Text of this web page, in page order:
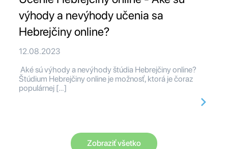
výhody a nevýhody učenia sa
Hebrejčiny online?
12.08.2023
Aké sú výhody a nevýhody štúdia Hebrejčiny online?
Štúdium Hebrejčiny online je možnosť, ktorá je čoraz
populárnej […]
Zobraziť všetko